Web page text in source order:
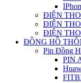
ĐIỆN
ĐIỆN
ĐIỆN
ĐỒNG HỒ
Pin Đồng
PIN